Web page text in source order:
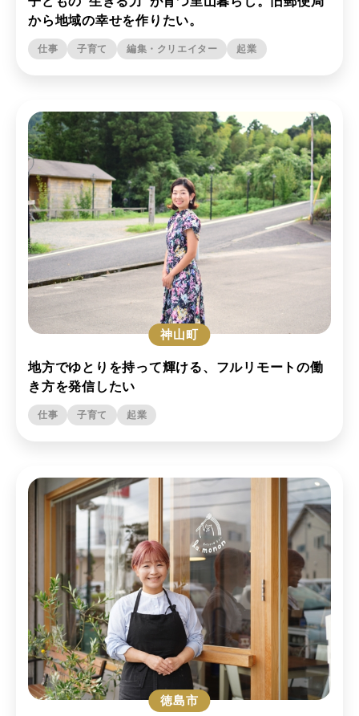
から地域の幸せを作りたい。
仕事 子育て 編集・クリエイター 起業
神山町
地方でゆとりを持って輝ける、フルリモートの働
き方を発信したい
仕事 子育て 起業
徳島市